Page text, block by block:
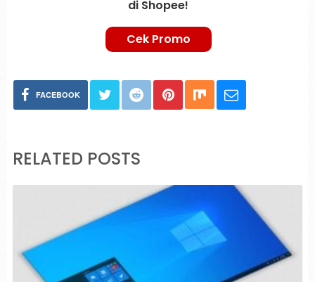
di Shopee!
Cek Promo
FACEBOOK
RELATED POSTS